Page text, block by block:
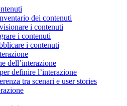
dei contenuti
i contenuti
i contenuti
i contenuti
dell’interazione
definire l’interazione
tra scenari e user stories